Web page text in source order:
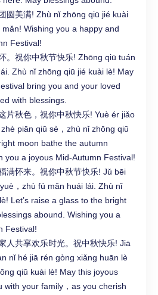
圆美满! Zhù nǐ zhōng qiū jié kuài
Wishing you a happy and
Festival!
。祝你中秋节快乐! Zhōng qiū tuán
Zhù nǐ zhōng qiū jié kuài lè! May
bring you and your loved
with blessings.
片秋色，祝你中秋快乐! Yuè ér jiǎo
piān qiū sè，zhù nǐ zhōng qiū
moon bathe the autumn
you a joyous Mid-Autumn Festival!
满怀来。祝你中秋节快乐! Jǔ bēi
，zhù fú mǎn huái lái. Zhù nǐ
Let’s raise a glass to the bright
abound. Wishing you a
Festival!
人共享欢乐时光。祝中秋快乐! Jiā
nǐ hé jiā rén gòng xiǎng huān lè
qiū kuài lè! May this joyous
with your family，as you cherish